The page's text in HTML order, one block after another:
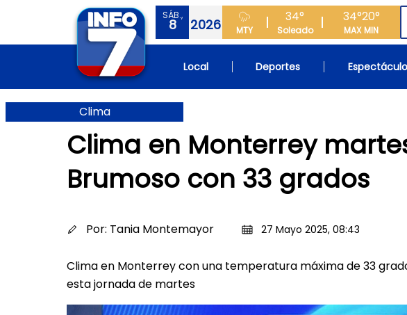
SÁB.,
8 2026 MTY
34°
Soleado
34°
MAX
20°
MIN
Local Deportes
Clima
Clima en Monterrey
Brumoso con 33 grados
Por: Tania Montemayor 27 Mayo 2025, 08:43
Clima en Monterrey con una temperatura máxima de 33
esta jornada de martes